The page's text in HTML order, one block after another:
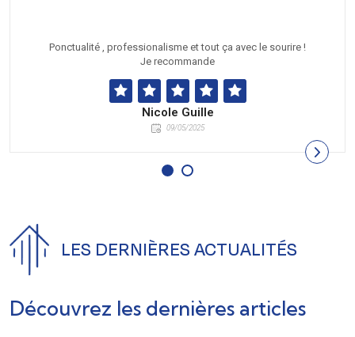
Ponctualité , professionalisme et tout ça avec le sourire !
Je recommande
Nicole Guille
09/05/2025
LES DERNIÈRES ACTUALITÉS
Découvrez les dernières articles